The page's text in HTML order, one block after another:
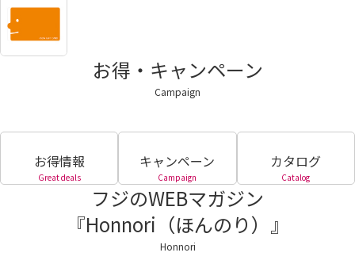
お得・キャンペーン
Campaign
お得情報
Great deals
キャンペーン
Campaign
カタログ
Catalog
フジのWEBマガジン
『Honnori（ほんのり）』
Honnori